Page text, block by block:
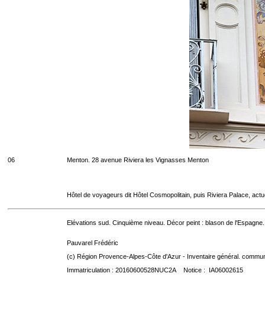
06 Menton. 28 avenue Riviera les Vignasses Menton
Hôtel de voyageurs dit Hôtel Cosmopolitain, puis Riviera Palace,
Elévations sud. Cinquième niveau. Décor peint : blason de l'Espagne.
Pauvarel Frédéric
(c) Région Provence-Alpes-Côte d'Azur - Inventaire général.
Immatriculation : 20160600528NUC2A Notice : IA06002615